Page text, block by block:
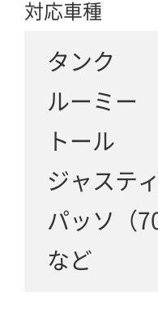
対応車種
タンク
ルーミー
トール
ジャスティ
パッソ（
など